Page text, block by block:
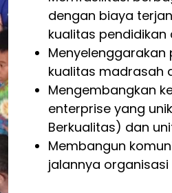
dengan biaya
kualitas pendidikan
kualitas madrasah
Mengembangkan
enterprise yang
Berkualitas) dan
Membangun
jalannya